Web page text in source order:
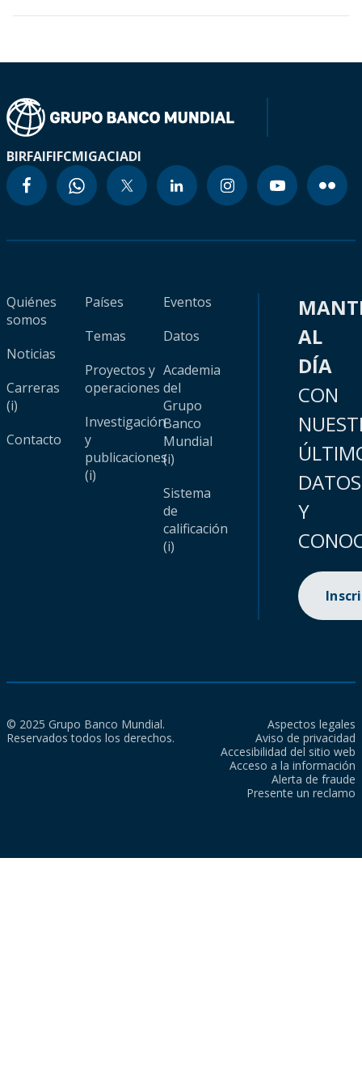
BIRFAIFIFCMIGACIADI
Quiénes
somos
Noticias
Carreras
(i)
Contacto
Países
Temas
Proyectos y
operaciones
Investigación
y
publicaciones
(i)
Eventos
Datos
Academia
del
Grupo
Banco
Mundial
(i)
Sistema
de
calificación
(i)
AL
DÍA
CON
DATOS
Y
© 2025 Grupo Banco Mundial.
Reservados todos los derechos.
Aspectos legales
Aviso de privacidad
Accesibilidad del sitio web
Acceso a la información
Alerta de fraude
Presente un reclamo